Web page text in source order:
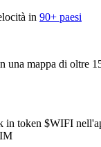
in 90+ paesi
una mappa di oltre
in token $WIFI